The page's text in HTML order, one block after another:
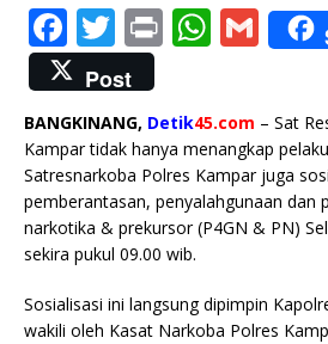
F
a
c
e
b
o
o
k
T
w
it
te
r
P
n
t
W
at
s
A
p
G
m
ai
l
Post
BANGKINANG, Detik45.com – Sat
Kampar tidak hanya menangkap
Satresnarkoba Polres Kampar juga
pemberantasan, penyalahgunaan dan
narkotika & prekursor (P4GN & PN)
sekira pukul 09.00 wib.
Sosialisasi ini langsung dipimpin
wakili oleh Kasat Narkoba Polres